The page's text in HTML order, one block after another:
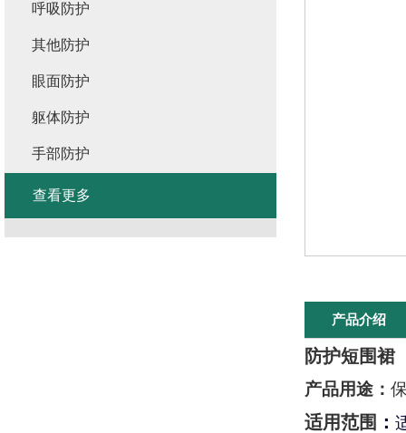
产品介绍
防护短围裙
产品用途：
适用范围 ：
呼吸防护
其他防护
眼面防护
躯体防护
手部防护
查看更多